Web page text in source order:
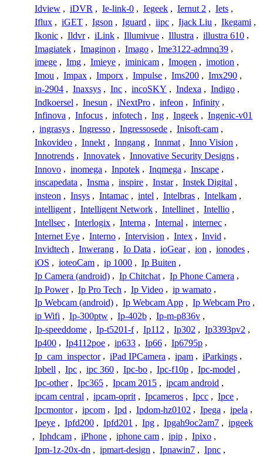
Idview , iDVR , Ie-link-0 , Iegeek , Iernut 2 , Iets ,
Iflux , iGET , Igson , Iguard , iipc , Ijack Liu , Ikegami ,
Ikonic , Ildvr , iLink , Illumivue , Illustra , illustra 610 ,
Imagiatek , Imaginon , Imago , Ime3122-admnq39 ,
imege , Img , Imieye , iminicam , Imogen , imotion ,
Imou , Impax , Imporx , Impulse , Ims200 , Imx290 ,
in-2904 , Inaxsys , Inc , incoSKY , Indexa , Indigo ,
Indkoersel , Inesun , iNextPro , infeon , Infinity ,
Infinova , Infocus , infotech , Ing , Ingeek , Ingenic-v01
, ingrasys , Ingresso , Ingressosede , Inisoft-cam ,
Inkovideo , Innekt , Inngang , Innmat , Inno Vision ,
Innotrends , Innovatek , Innovative Security Designs ,
Innovo , inomega , Inpotek , Inqmega , Inscape ,
inscapedata , Insma , inspire , Instar , Instek Digital ,
insteon , Insys , Intamac , intel , Intelbras , Intelkam ,
intelligent , Intelligent Network , Intellinet , Intellio ,
Intellsec , Interlogix , Interna , Internal , internec ,
Internet Eye , Interno , Intervision , Intex , Invid ,
Invidtech , Inwerang , Io Data , ioGear , ion , ionodes ,
iOS , ioteoCam , ip 1000 , Ip Buiten ,
Ip Camera (android) , Ip Chitchat , Ip Phone Camera ,
Ip Power , Ip Pro Tech , Ip Video , ip wamato ,
Ip Webcam (android) , Ip Webcam App , Ip Webcam Pro ,
ip Wifi , Ip-300ptw , Ip-402b , Ip-m-p836v ,
Ip-speeddome , Ip-t5201-f , Ip112 , Ip302 , Ip3393pv2 ,
Ip400 , Ip4112poe , ip633 , Ip66 , Ip6795p ,
Ip_cam_inspector , iPad IPCamera , ipam , iParkings ,
Ipbell , Ipc , ipc 360 , Ipc-bo , Ipc-f10p , Ipc-model ,
Ipc-other , Ipc365 , Ipcam 2015 , ipcam android ,
ipcam central , ipcam-oprit , Ipcameros , Ipcc , Ipce ,
Ipcmontor , ipcom , Ipd , Ipdom-hz0102 , Ipega , ipela ,
Ipeye , Ipfd200 , Ipfd201 , Ipg , Ipgah9oc2am7 , ipgeek
, Iphdcam , iPhone , iphone cam , ipip , Ipixo ,
Ipm-1z-20x-dn , ipmart-design , Ipnawin7 , Ipnc ,